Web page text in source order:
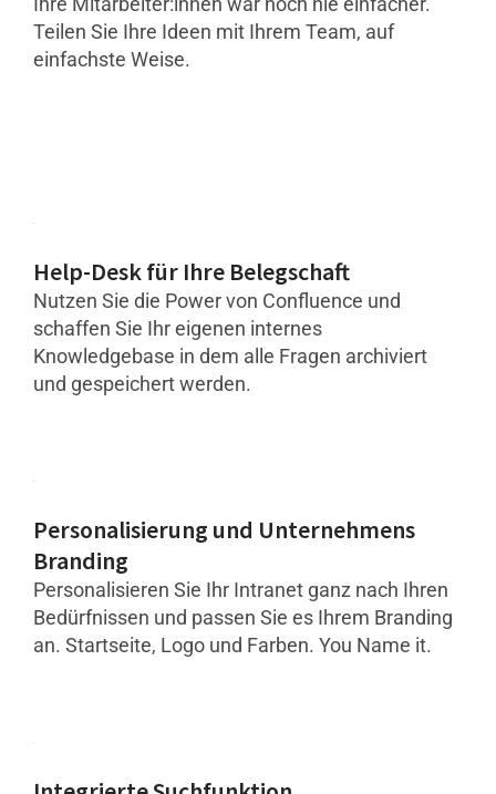
Teilen Sie Ihre Ideen mit Ihrem Team, auf
einfachste Weise.
Help-Desk für Ihre Belegschaft
Nutzen Sie die Power von Confluence und
schaffen Sie Ihr eigenen internes
Knowledgebase in dem alle Fragen archiviert
und gespeichert werden.
Personalisierung und Unternehmens
Branding
Personalisieren Sie Ihr Intranet ganz nach Ihren
Bedürfnissen und passen Sie es Ihrem Branding
an. Startseite, Logo und Farben. You Name it.